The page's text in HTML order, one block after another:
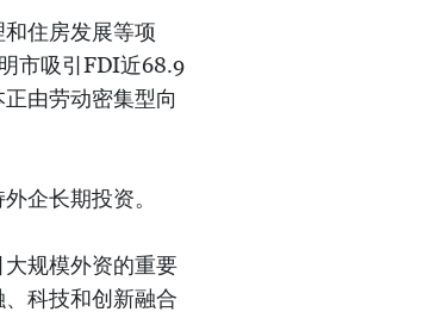
住房发展等项
市吸引FDI近68.9
由劳动密集型向
企长期投资。
规模外资的重要
科技和创新融合